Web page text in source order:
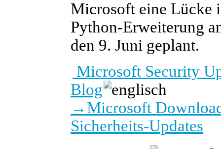
Microsoft eine Lücke
Python-Erweiterung
den 9. Juni geplant.
Microsoft Security
Blog
→Microsoft
Sicherheits-Updates